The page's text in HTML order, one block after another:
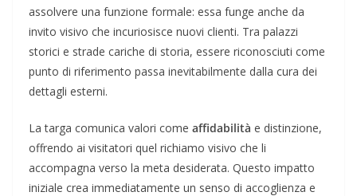
assolvere una funzione formale: essa funge anche da
invito visivo che incuriosisce nuovi clienti. Tra palazzi
storici e strade cariche di storia, essere riconosciuti come
punto di riferimento passa inevitabilmente dalla cura dei
dettagli esterni.
La targa comunica valori come affidabilità e distinzione,
offrendo ai visitatori quel richiamo visivo che li
accompagna verso la meta desiderata. Questo impatto
iniziale crea immediatamente un senso di accoglienza e